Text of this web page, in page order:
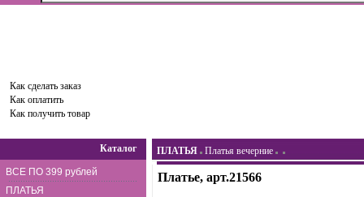
Как сделать заказ
Как оплатить
Как получить товар
Каталог
ВСЕ ПО 399 рублей
ПЛАТЬЯ
ПЛАТЬЯ Платья вечерние
Платье, арт.21566